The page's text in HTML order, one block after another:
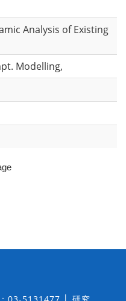
Analysis of Existing
Modelling,